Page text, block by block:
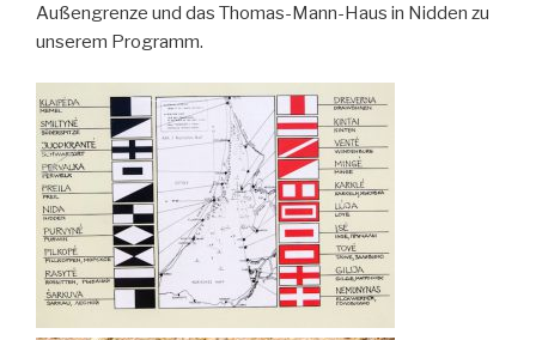
Außengrenze und das Thomas-Mann-Haus in Nidden zu
unserem Programm.